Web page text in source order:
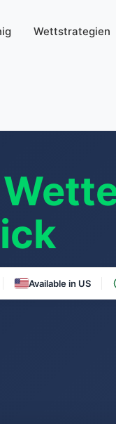
Wettstrategien
Available in US